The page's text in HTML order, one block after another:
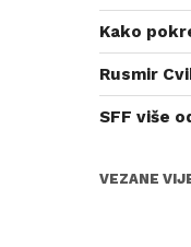
Kako
Rusmir
SFF više
VEZANE